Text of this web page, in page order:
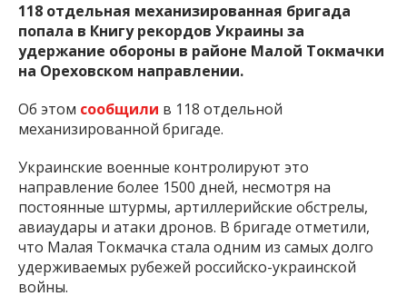
118 отдельная механизированная бригада
попала в Книгу рекордов Украины за
удержание обороны в районе Малой Токмачки
на Ореховском направлении.
Об этом сообщили в 118 отдельной
механизированной бригаде.
Украинские военные контролируют это
направление более 1500 дней, несмотря на
постоянные штурмы, артиллерийские обстрелы,
авиаудары и атаки дронов. В бригаде отметили,
что Малая Токмачка стала одним из самых долго
удерживаемых рубежей российско-украинской
войны.